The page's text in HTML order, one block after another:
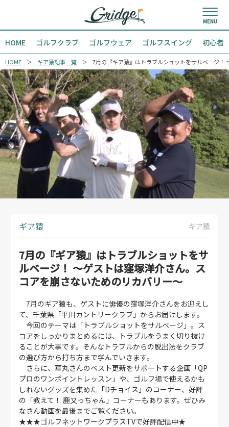
HOME ゴルフクラブ ゴルフウェア ゴルフスイング 初心者
HOME ギア猿記事一覧 7月の『ギア猿』はトラブルショットをサルベージ
ギア猿 ギア猿
7月の『ギア猿』はトラブルショットをサ
ルベージ！ ～ゲストは窪塚洋介さん。ス
コアを崩さないためのリカバリー〜
7月のギア猿も、ゲストに俳優の窪塚洋介さんをお迎えし
て、千葉県「平川カントリークラブ」からお届けします。
今回のテーマは「トラブルショットをサルベージ」。ス
コアをしっかりまとめるには、トラブルをうまく切り抜け
ることが大事です。そんなトラブルからの脱出法をクラブ
の選び方から打ち方まで学んでいきます。
さらに、華丸さんのベスト更新をサポートする企画「QP
プロのワンポイントレッスン」や、ゴルフ場で使えるかも
しれないグッズを集めた「Dチョイス」のコーナー、好評
の「教えて！ 鹿又っちゃん」コーナーもあります。ぜひみ
なさん動画を最後までご覧ください。
★★★ゴルフネットワークプラスTVで好評配信中★